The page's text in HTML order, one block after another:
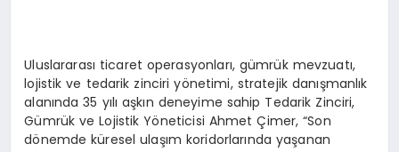
Uluslararası ticaret operasyonları, gümrük mevzuatı,
lojistik ve tedarik zinciri yönetimi, stratejik danışmanlık
alanında 35 yılı aşkın deneyime sahip Tedarik Zinciri,
Gümrük ve Lojistik Yöneticisi Ahmet Çimer, “Son
dönemde küresel ulaşım koridorlarında yaşanan